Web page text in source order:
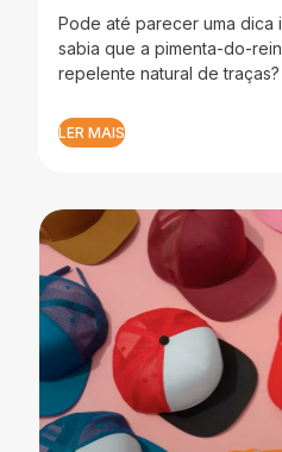
Pode até parecer uma dica
sabia que a pimenta-do-
repelente natural de
LER MAIS